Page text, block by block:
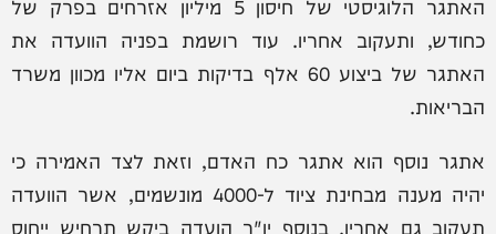
כחודש, ותעקוב אחריו. עוד רושמת בפניה הוועדה את
האתגר של ביצוע 60 אלף בדיקות ביום אליו מכוון משרד
הבריאות.
אתגר נוסף הוא אתגר כח האדם, וזאת לצד האמירה כי
יהיה מענה מבחינת ציוד ל-4000 מונשמים, אשר הוועדה
תעקוב גם אחריו. בנוסף יו"ר הועדה ביקש תרחיש ייחוס